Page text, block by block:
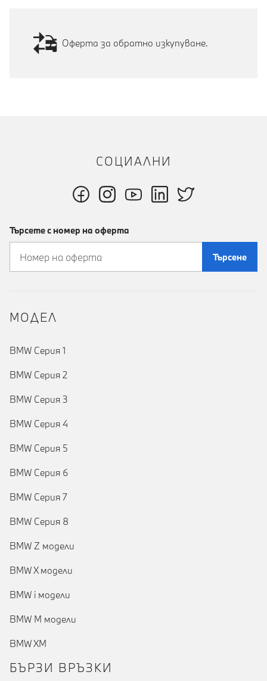
Оферта за обратно изкупуване.
СОЦИАЛНИ
Търсете с номер на оферта
Търсене
MOДЕЛ
BMW Серия 1
BMW Серия 2
BMW Серия 3
BMW Серия 4
BMW Серия 5
BMW Серия 6
BMW Серия 7
BMW Серия 8
BMW Z модели
BMW X модели
BMW i модели
BMW M модели
BMW XM
БЪРЗИ ВРЪЗКИ